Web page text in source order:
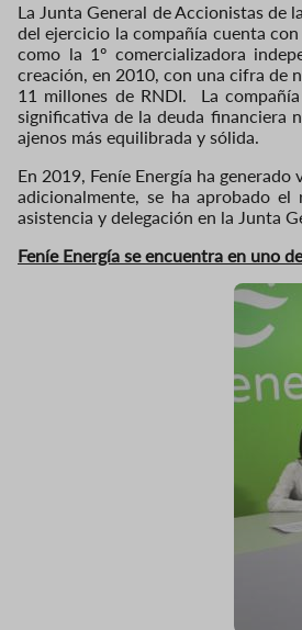
La Junta General de Accionistas de
del ejercicio la compañía cuenta
como la 1º comercializadora
creación, en 2010, con una cifra de
11 millones de RNDI. La
significativa de la deuda financiera
ajenos más equilibrada y sólida.
En 2019, Feníe Energía ha
adicionalmente, se ha aprobado
asistencia y delegación en la Junta
Feníe Energía se encuentra en uno
Imaxe